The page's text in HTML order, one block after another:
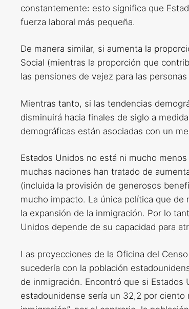
constantemente: esto significa que
fuerza laboral más pequeña.
De manera similar, si aumenta la
Social (mientras la proporción que
las pensiones de vejez para las
Mientras tanto, si las tendencias
disminuirá hacia finales de siglo a
demográficas están asociadas con un
Estados Unidos no está ni mucho
muchas naciones han tratado de
(incluida la provisión de generosos
mucho impacto. La única política que
la expansión de la inmigración. Por lo
Unidos depende de su capacidad para
Las proyecciones de la Oficina del
sucedería con la población
de inmigración. Encontró que si
estadounidense sería un 32,2 por ciento